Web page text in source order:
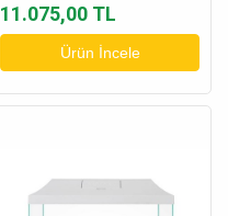
72 L - Siyah
11.075,00 TL
Ürün İncele